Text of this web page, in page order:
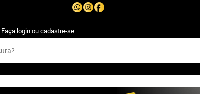
Faça loginoucadastre-se